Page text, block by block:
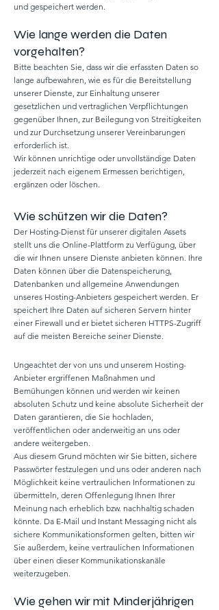
und gespeichert werden.
Wie lange werden die Daten
vorgehalten?
Bitte beachten Sie, dass wir die erfassten Daten so
lange aufbewahren, wie es für die Bereitstellung
unserer Dienste, zur Einhaltung unserer
gesetzlichen und vertraglichen Verpflichtungen
gegenüber Ihnen, zur Beilegung von Streitigkeiten
und zur Durchsetzung unserer Vereinbarungen
erforderlich ist.
Wir können unrichtige oder unvollständige Daten
jederzeit nach eigenem Ermessen berichtigen,
ergänzen oder löschen.
Wie schützen wir die Daten?
Der Hosting-Dienst für unserer digitalen Assets
stellt uns die Online-Plattform zu Verfügung, über
die wir Ihnen unsere Dienste anbieten können. Ihre
Daten können über die Datenspeicherung,
Datenbanken und allgemeine Anwendungen
unseres Hosting-Anbieters gespeichert werden. Er
speichert Ihre Daten auf sicheren Servern hinter
einer Firewall und er bietet sicheren HTTPS-Zugriff
auf die meisten Bereiche seiner Dienste.
Ungeachtet der von uns und unserem Hosting-
Anbieter ergriffenen Maßnahmen und
Bemühungen können und werden wir keinen
absoluten Schutz und keine absolute Sicherheit der
Daten garantieren, die Sie hochladen,
veröffentlichen oder anderweitig an uns oder
andere weitergeben.
Aus diesem Grund möchten wir Sie bitten, sichere
Passwörter festzulegen und uns oder anderen nach
Möglichkeit keine vertraulichen Informationen zu
übermitteln, deren Offenlegung Ihnen Ihrer
Meinung nach erheblich bzw. nachhaltig schaden
könnte. Da E-Mail und Instant Messaging nicht als
sichere Kommunikationsformen gelten, bitten wir
Sie außerdem, keine vertraulichen Informationen
über einen dieser Kommunikationskanäle
weiterzugeben.
Wie gehen wir mit Minderjährigen